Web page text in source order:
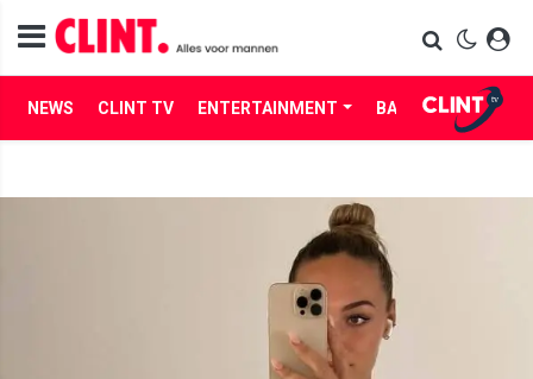
NEWS CLINT TV ENTERTAINMENT BABES LIFE